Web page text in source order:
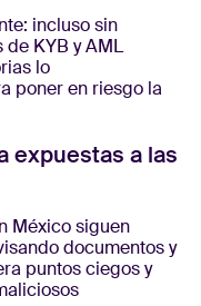
incluso sin
KYB y AML
lo
poner en riesgo la
expuestas a las
México siguen
documentos y
puntos ciegos y